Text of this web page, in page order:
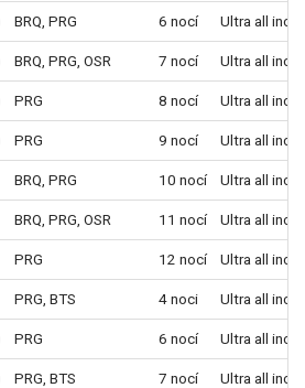
BRQ PRG 6 nocí Ultra all
BRQ PRG OSR 7 nocí Ultra all
PRG 8 nocí Ultra all
PRG 9 nocí Ultra all
BRQ PRG 10 nocí Ultra all
BRQ PRG OSR 11 nocí Ultra all
PRG 12 nocí Ultra all
PRG BTS 4 noci Ultra all
PRG 6 nocí Ultra all
PRG BTS 7 nocí Ultra all